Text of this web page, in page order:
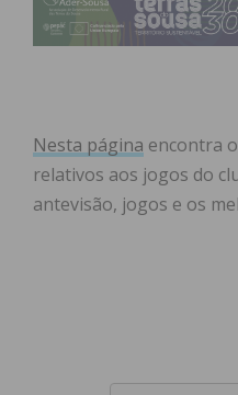
Nesta página encontra
relativos aos jogos do
antevisão, jogos e os